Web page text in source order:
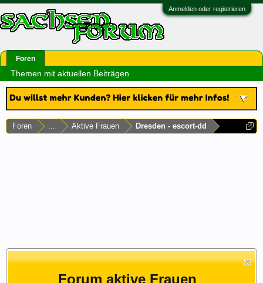
Anmelden oder registrieren
Foren ... Aktive Frauen Dresden - escort-dd
Forum aktive Frauen
Foren
Themen mit aktuellen Beiträgen